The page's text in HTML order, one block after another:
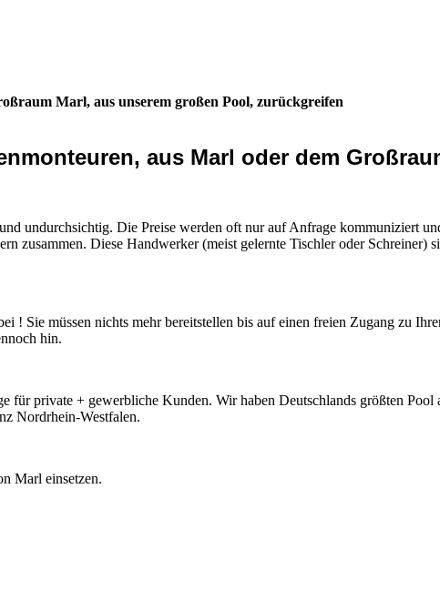
Marl, aus unserem großen Pool, zurückgreifen
aus Marl oder dem
undurchsichtig. Die Preise werden oft nur auf Anfrage kommuniziert
zusammen. Diese Handwerker (meist gelernte Tischler oder Schreiner)
! Sie müssen nichts mehr bereitstellen bis auf einen freien Zugang zu
hin.
für private + gewerbliche Kunden. Wir haben Deutschlands größten Pool
Nordrhein-Westfalen.
Marl einsetzen.